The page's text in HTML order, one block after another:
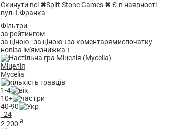
Скинути всі ✖Split Stone Games ✖ Є в наявності
вул. І.Франка
Фільтри
за рейтингом
за ціною ↑за ціною ↓за коментарямиспочатку
новіза ім'ямзнижка ↑
Міцелія
Mycelia
1-4
10+
40-90
24
2 200 ₴